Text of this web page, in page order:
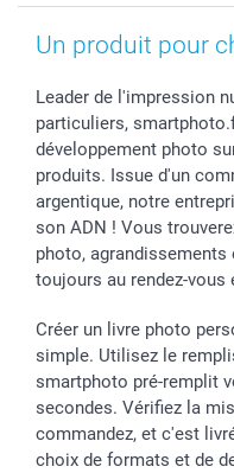
Un produit pour
Leader de l'impression
particuliers,
développement photo
produits. Issue d'un
argentique, notre
son ADN ! Vous
photo,
toujours au rendez-
Créer un livre photo
simple. Utilisez le
smartphoto pré-remplit
secondes. Vérifiez la
commandez, et c'est
choix de formats et de